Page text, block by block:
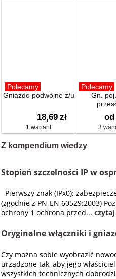
Polecamy
Gniazdo podwójne z/u
18,69 zł
1 wariant
Polecamy
Gn.
od
3
Z kompendium wiedzy
Stopień szczelności IP w
Pierwszy znak (IPx0):
(zgodnie z PN-EN 60529:2003)
ochrony 1 ochrona przed...czytaj
Oryginalne włączniki i
Czy można sobie wyobrazić
urządzone tak, aby jego
wszystkich technicznych